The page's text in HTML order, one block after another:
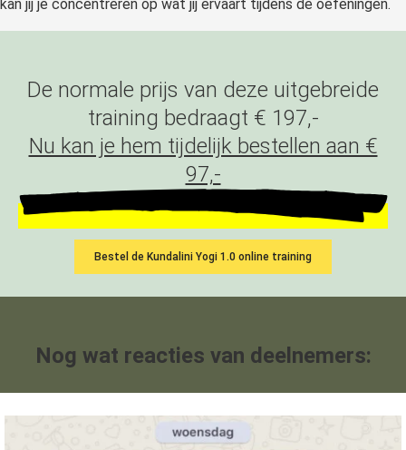
kan jij je concentreren op wat jij ervaart tijdens de oefeningen.
De normale prijs van deze uitgebreide
training bedraagt € 197,-
Nu kan je hem tijdelijk bestellen aan €
97,-
Bestel de Kundalini Yogi 1.0 online training
Nog wat reacties van deelnemers: